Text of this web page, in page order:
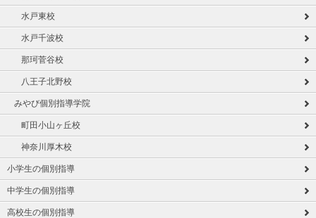
水戸東校
水戸千波校
那珂菅谷校
八王子北野校
みやび個別指導学院
町田小山ヶ丘校
神奈川厚木校
小学生の個別指導
中学生の個別指導
高校生の個別指導